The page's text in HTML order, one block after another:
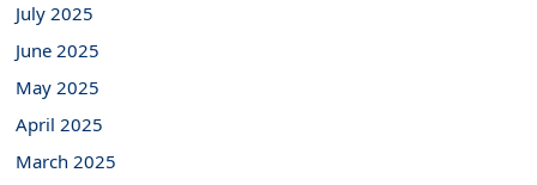
July 2025
June 2025
May 2025
April 2025
March 2025